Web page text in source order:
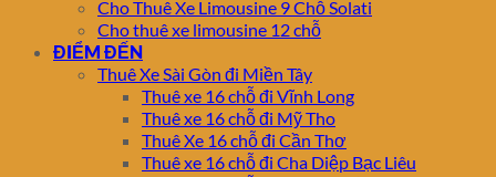
Cho Thuê Xe Limousine 9 Chỗ Solati
Cho thuê xe limousine 12 chỗ
ĐIỂM ĐẾN
Thuê Xe Sài Gòn đi Miền Tây
Thuê xe 16 chỗ đi Vĩnh Long
Thuê xe 16 chỗ đi Mỹ Tho
Thuê Xe 16 chỗ đi Cần Thơ
Thuê xe 16 chỗ đi Cha Diệp Bạc Liêu